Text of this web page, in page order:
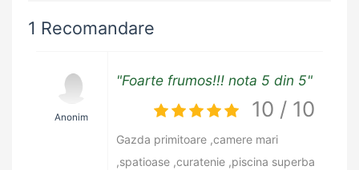
1 Recomandare
Anonim
"Foarte frumos!!! nota 5 din 5"
10 / 10
Gazda primitoare ,camere mari
,spatioase ,curatenie ,piscina superba